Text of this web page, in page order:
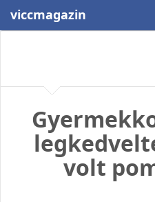
viccmagazin
volt